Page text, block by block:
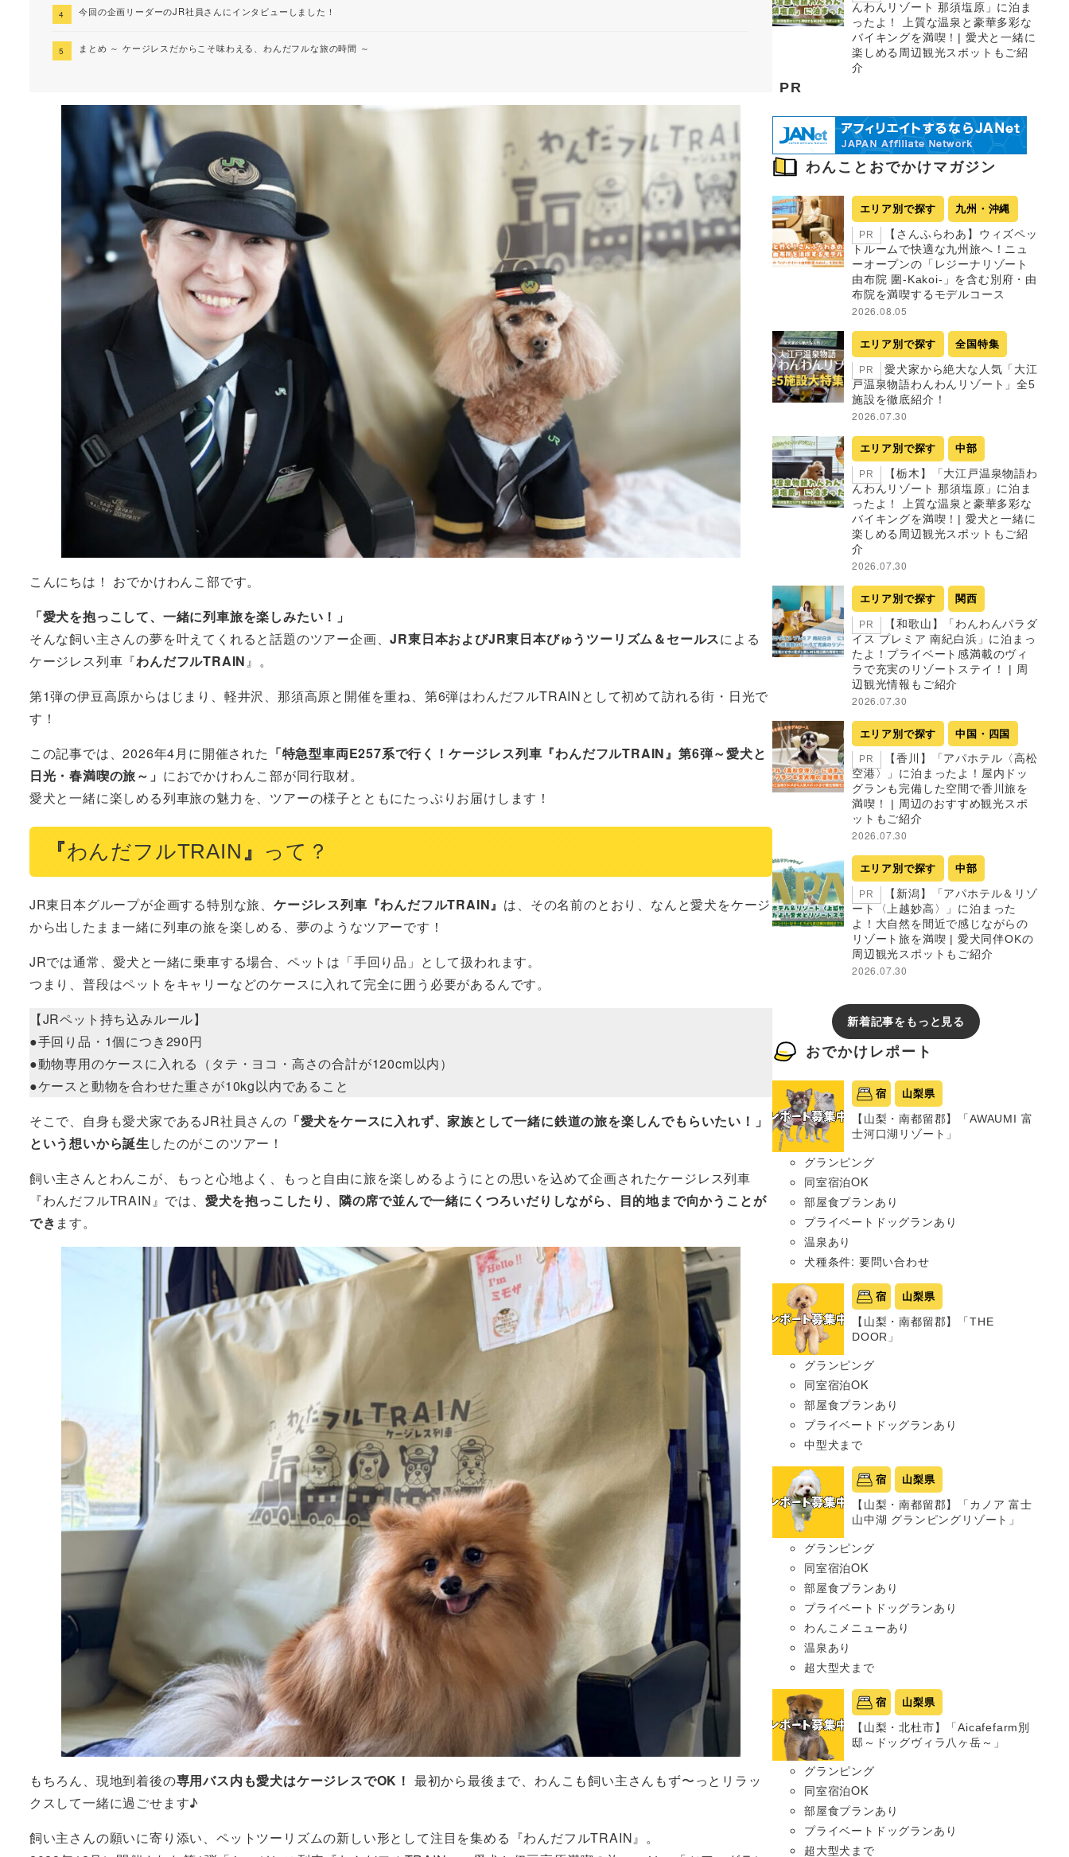
今回の企画リーダーのJR社員さんにインタビューしました！
まとめ ～ ケージレスだからこそ味わえる、わんだフルな旅の時間 ～
こんにちは！ おでかけわんこ部です。
「愛犬を抱っこして、一緒に列車旅を楽しみたい！」
そんな飼い主さんの夢を叶えてくれると話題のツアー企画、JR東日本およびJR東日本びゅうツーリズム＆セールスによる
ケージレス列車『わんだフルTRAIN』。
第1弾の伊豆高原からはじまり、軽井沢、那須高原と開催を重ね、第6弾はわんだフルTRAINとして初めて訪れる街・日光で
す！
この記事では、2026年4月に開催された 「特急型車両E257系で行く！ケージレス列車『わんだフルTRAIN』第6弾～愛犬と
日光・春満喫の旅～」 におでかけわんこ部が同行取材。
愛犬と一緒に楽しめる列車旅の魅力を、ツアーの様子とともにたっぷりお届けします！
『わんだフルTRAIN 』 って？
JR東日本グループが企画する特別な旅、 ケージレス列車『わんだフルTRAIN』 は、その名前のとおり、なんと愛犬をケージ
から出したまま一緒に列車の旅を楽しめる、夢のようなツアーです！
JRでは通常、愛犬と一緒に乗車する場合、ペットは「手回り品」として扱われます。
つまり、普段はペットをキャリーなどのケースに入れて完全に囲う必要があるんです。
【JRペット持ち込みルール】
●手回り品・1個につき290円
●動物専用のケースに入れる（タテ・ヨコ・高さの合計が120cm以内）
●ケースと動物を合わせた重さが10kg以内であること
そこで、自身も愛犬家であるJR社員さんの 「愛犬をケースに入れず、家族として一緒に鉄道の旅を楽しんでもらいたい！」
という想いから誕生したのがこのツアー！
飼い主さんとわんこが、もっと心地よく、もっと自由に旅を楽しめるようにとの思いを込めて企画されたケージレス列車
『わんだフルTRAIN』では、 愛犬を抱っこしたり、隣の席で並んで一緒にくつろいだりしながら、目的地まで向かうことが
でき ます。
もちろん、現地到着後の専用バス内も愛犬はケージレスでOK！ 最初から最後まで、わんこも飼い主さんもず〜っとリラッ
クスして一緒に過ごせます♪
飼い主さんの願いに寄り添い、ペットツーリズムの新しい形として注目を集める『わんだフルTRAIN』。
んわんリゾート 那須塩原」に泊ま
ったよ！ 上質な温泉と豪華多彩な
バイキングを満喫！| 愛犬と一緒に
楽しめる周辺観光スポットもご紹
介
PR
わんことおでかけマガジン
エリア別で探す 九州・沖縄
PR
【さんふらわあ】ウィズペッ
トルームで快適な九州旅へ！ニュ
ーオープンの「レジーナリゾート
由布院 圍-Kakoi-」を含む別府・由
布院を満喫するモデルコース
2026.08.05
エリア別で探す 全国特集
PR
愛犬家から絶大な人気「大江
戸温泉物語わんわんリゾート」全5
施設を徹底紹介！
2026.07.30
エリア別で探す 中部
PR
【栃木】「大江戸温泉物語わ
んわんリゾート 那須塩原」に泊ま
ったよ！ 上質な温泉と豪華多彩な
バイキングを満喫！| 愛犬と一緒に
楽しめる周辺観光スポットもご紹
介
2026.07.30
エリア別で探す 関西
PR
【和歌山】「わんわんパラダ
イス プレミア 南紀白浜」に泊まっ
たよ！プライベート感満載のヴィ
ラで充実のリゾートステイ！ | 周
辺観光情報もご紹介
2026.07.30
エリア別で探す 中国・四国
PR
【香川】「アパホテル〈高松
空港〉」に泊まったよ！屋内ドッ
グランも完備した空間で香川旅を
満喫！ | 周辺のおすすめ観光スポ
ットもご紹介
2026.07.30
エリア別で探す 中部
PR
【新潟】「アパホテル＆リゾ
ート〈上越妙高〉」に泊まった
よ！大自然を間近で感じながらの
リゾート旅を満喫 | 愛犬同伴OKの
周辺観光スポットもご紹介
2026.07.30
新着記事をもっと見る
おでかけレポート
宿 山梨県
【山梨・南都留郡】「AWAUMI 富
士河口湖リゾート」
グランピング
同室宿泊OK
部屋食プランあり
プライベートドッグランあり
温泉あり
犬種条件: 要問い合わせ
宿 山梨県
【山梨・南都留郡】「THE
DOOR」
グランピング
同室宿泊OK
部屋食プランあり
プライベートドッグランあり
中型犬まで
宿 山梨県
【山梨・南都留郡】「カノア 富士
山中湖 グランピングリゾート」
グランピング
同室宿泊OK
部屋食プランあり
プライベートドッグランあり
わんこメニューあり
温泉あり
超大型犬まで
宿 山梨県
【山梨・北杜市】「Aicafefarm別
邸～ドッグヴィラ八ヶ岳～」
グランピング
同室宿泊OK
部屋食プランあり
プライベートドッグランあり
超大型犬まで